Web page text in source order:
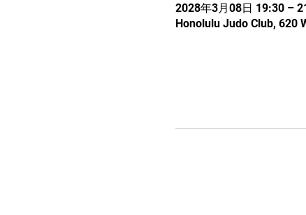
2028年3月08日 19:30 –
Honolulu Judo Club, 620